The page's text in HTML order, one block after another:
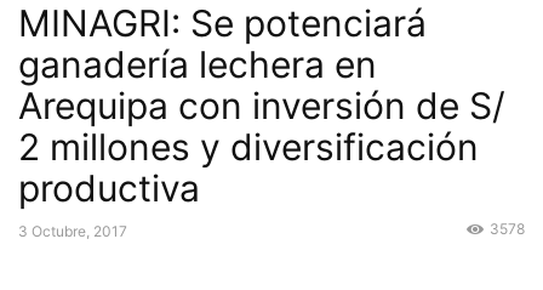
MINAGRI: Se potenciará
ganadería lechera en
Arequipa con inversión de S/
2 millones y diversificación
productiva
3 Octubre, 2017 3578